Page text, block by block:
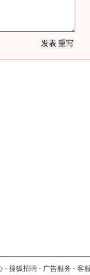
- 搜狐招聘 - 广告服务 - 客